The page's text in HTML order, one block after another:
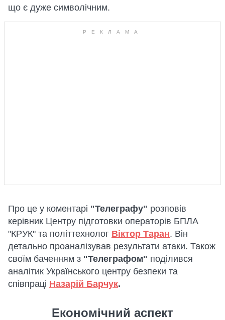
що є дуже символічним.
Про це у коментарі "Телеграфу" розповів
керівник Центру підготовки операторів БПЛА
"КРУК" та політтехнолог Віктор Таран. Він
детально проаналізував результати атаки. Також
своїм баченням з "Телеграфом" поділився
аналітик Українського центру безпеки та
співпраці Назарій Барчук.
Економічний аспект